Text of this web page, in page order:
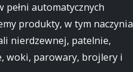
pełni automatycznych
produkty, w tym naczynia
nierdzewnej, patelnie,
woki, parowary, brojlery i